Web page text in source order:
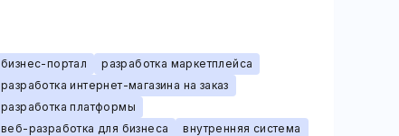
бизнес-портал
разработка маркетплейса
разработка интернет-магазина на заказ
разработка платформы
веб-разработка для бизнеса
внутренняя система